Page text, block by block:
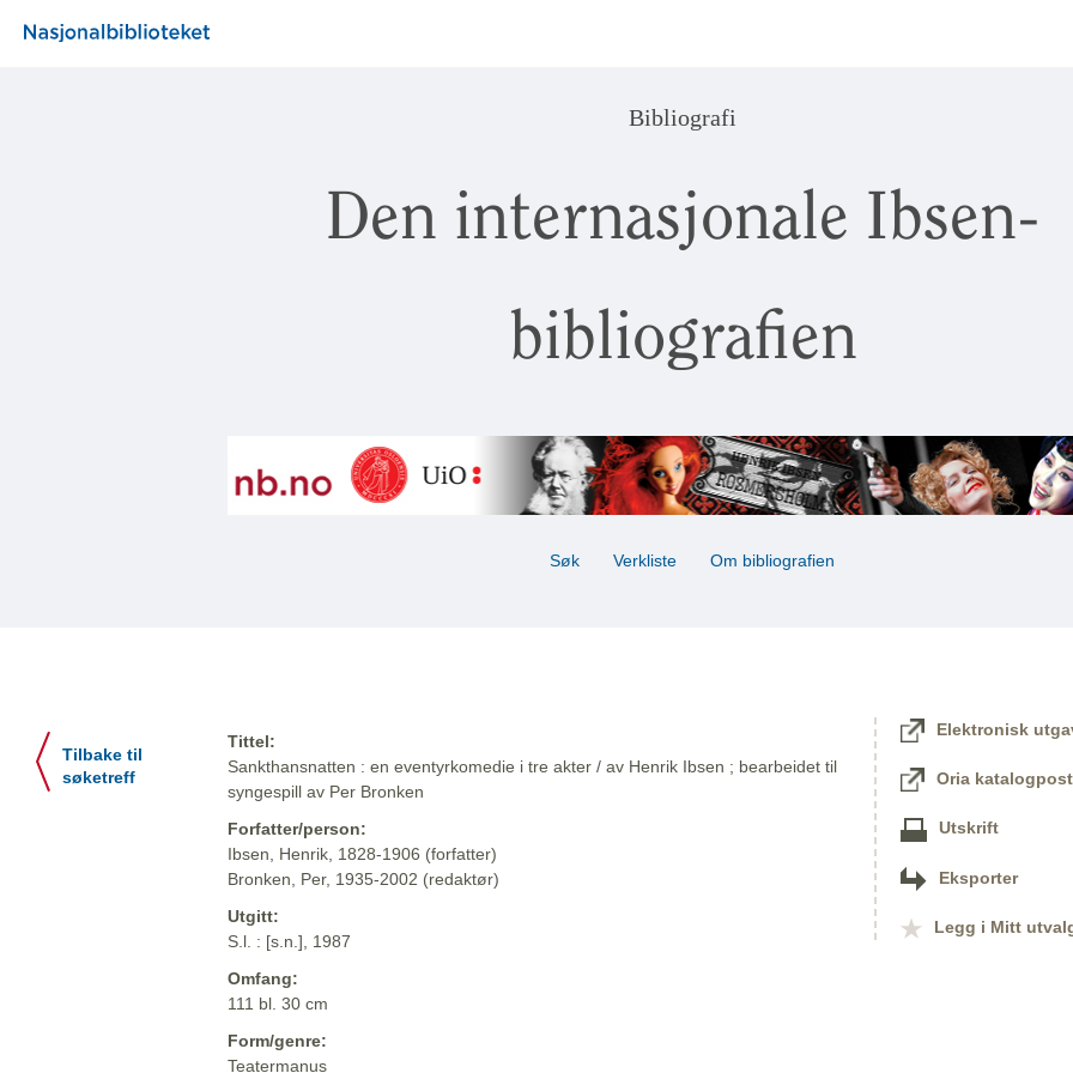
Bibliografi
Den internasjonale Ibsen-
bibliografien
Søk Verkliste Om bibliografien
Tilbake til
søketreff
Tittel:
Sankthansnatten : en eventyrkomedie i tre akter / av Henrik Ibsen ; bearbeidet til
syngespill av Per Bronken
Forfatter/person:
Ibsen, Henrik, 1828-1906 (forfatter)
Bronken, Per, 1935-2002 (redaktør)
Utgitt:
S.l. : [s.n.], 1987
Omfang:
111 bl. 30 cm
Form/genre:
Teatermanus
Elektronisk
Oria katalogpost
Utskrift
Eksporter
Legg i Mitt